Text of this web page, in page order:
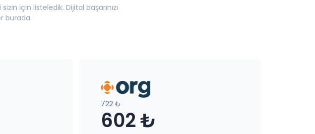
için listeledik. Dijital başarınızı
burada.
722 ₺
602 ₺